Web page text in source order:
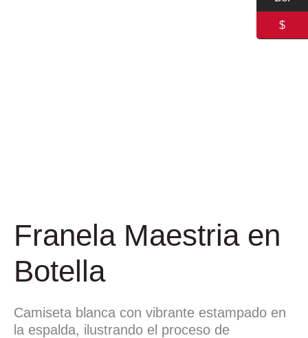
Franela Maestria en
Botella
Camiseta blanca con vibrante estampado en
la espalda, ilustrando el proceso de
$